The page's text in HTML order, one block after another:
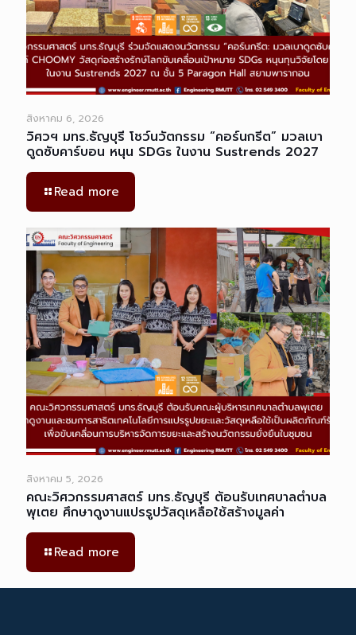
สิงหาคม 6, 2026
วิศวฯ มทร.ธัญบุรี โชว์นวัตกรรม “คอร์นกรีต” มวลเบา
ดูดซับคาร์บอน หนุน SDGs ในงาน Sustrends 2027
Read more
สิงหาคม 5, 2026
คณะวิศวกรรมศาสตร์ มทร.ธัญบุรี ต้อนรับเทศบาลตำบล
พุเตย ศึกษาดูงานแปรรูปวัสดุเหลือใช้สร้างมูลค่า
Read more